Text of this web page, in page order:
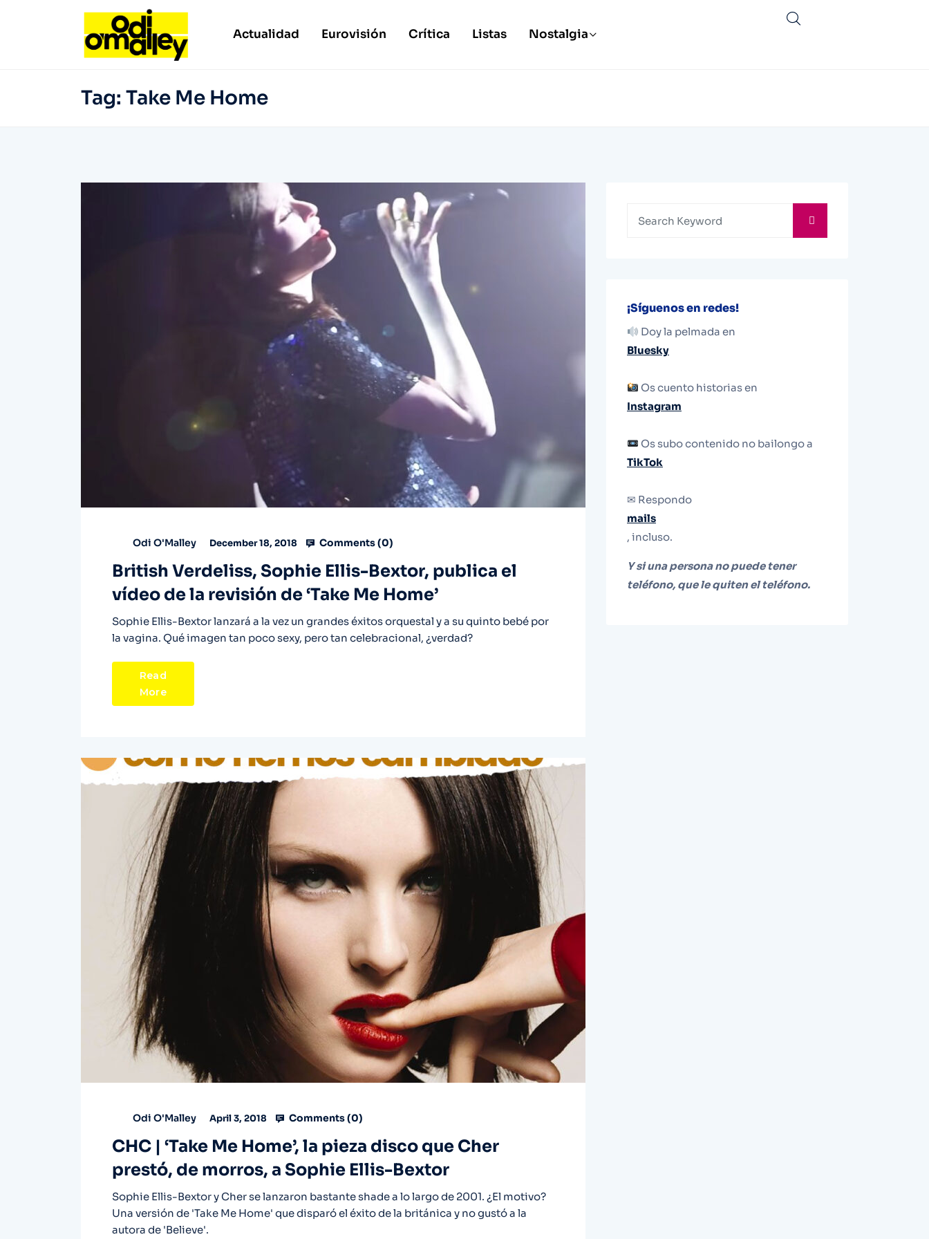
Actualidad Eurovisión Crítica Listas Nostalgia
Tag: Take Me Home
Odi O'Malley December 18, 2018 Comments (0)
British Verdeliss, Sophie Ellis-Bextor, publica el
vídeo de la revisión de ‘Take Me Home’
Sophie Ellis-Bextor lanzará a la vez un grandes éxitos orquestal y a su quinto bebé por
la vagina. Qué imagen tan poco sexy, pero tan celebracional, ¿verdad?
Read
More
Odi O'Malley April 3, 2018 Comments (0)
CHC | ‘Take Me Home’, la pieza disco que Cher
prestó, de morros, a Sophie Ellis-Bextor
Sophie Ellis-Bextor y Cher se lanzaron bastante shade a lo largo de 2001. ¿El motivo?
Una versión de 'Take Me Home' que disparó el éxito de la británica y no gustó a la
autora de 'Believe'.
¡Síguenos en redes!
Doy la pelmada en
Bluesky
Os cuento historias en
Instagram
Os subo contenido no bailongo a
TikTok
✉ Respondo
mails
, incluso.
Y si una persona no puede tener
teléfono, que le quiten el teléfono.